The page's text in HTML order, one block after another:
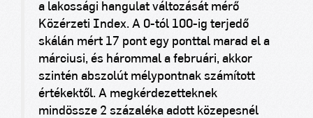
a lakossági hangulat változását mérő
Közérzeti Index. A 0-tól 100-ig terjedő
skálán mért 17 pont egy ponttal marad el a
márciusi, és hárommal a februári, akkor
szintén abszolút mélypontnak számított
értékektől. A megkérdezetteknek
mindössze 2 százaléka adott közepesnél